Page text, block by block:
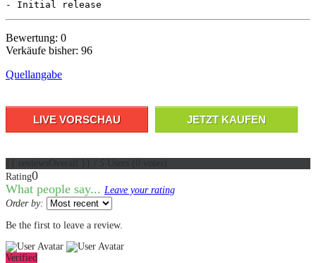
Bewertung: 0
Verkäufe bisher: 96
Quellangabe
LIVE VORSCHAU JETZT KAUFEN
Rating0
What people say... Leave your rating
Order by:
Be the first to leave a review.
Verified